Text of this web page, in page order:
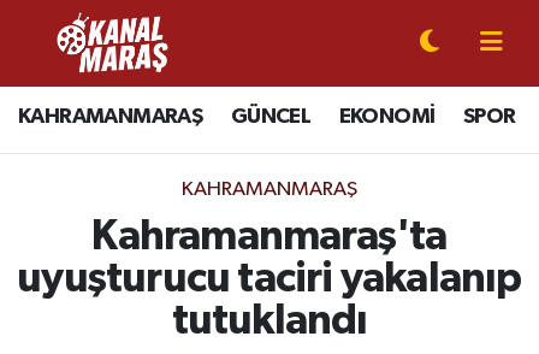
KAHRAMANMARAŞ GÜNCEL EKONOMİ SPOR
KAHRAMANMARAŞ
Kahramanmaraş'ta
uyuşturucu taciri yakalanıp
tutuklandı
CANLI YAYIN
KAHRAMANMARAŞ
SPOR
Kahramanmaraş Nöbetçi Eczaneler
Kahramanmaraş Hava Durumu
Kahramanmaraş Trafik Yoğunluk Haritası
Süper Lig Puan Durumu ve Fikstür